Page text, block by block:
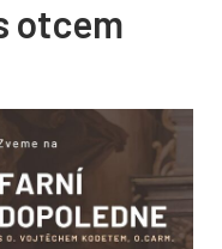
otcem